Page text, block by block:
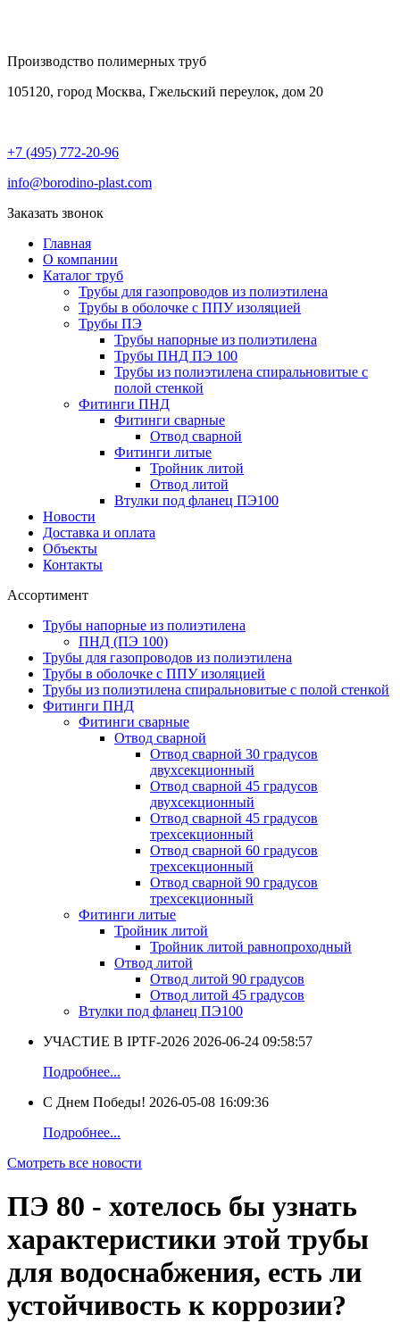
Производство полимерных труб
105120, город Москва, Гжельский переулок, дом 20
+7 (495) 772-20-96
info@borodino-plast.com
Заказать звонок
Главная
О компании
Каталог труб
Трубы для газопроводов из полиэтилена
Трубы в оболочке с ППУ изоляцией
Трубы ПЭ
Трубы напорные из полиэтилена
Трубы ПНД ПЭ 100
Трубы из полиэтилена cпиральновитые с
полой стенкой
Фитинги ПНД
Фитинги сварные
Отвод сварной
Фитинги литые
Тройник литой
Отвод литой
Втулки под фланец ПЭ100
Новости
Доставка и оплата
Объекты
Контакты
Ассортимент
Трубы напорные из полиэтилена
ПНД (ПЭ 100)
Трубы для газопроводов из полиэтилена
Трубы в оболочке с ППУ изоляцией
Трубы из полиэтилена cпиральновитые с полой стенкой
Фитинги ПНД
Фитинги сварные
Отвод сварной
Отвод сварной 30 градусов
двухсекционный
Отвод сварной 45 градусов
двухсекционный
Отвод сварной 45 градусов
трехсекционный
Отвод сварной 60 градусов
трехсекционный
Отвод сварной 90 градусов
трехсекционный
Фитинги литые
Тройник литой
Тройник литой равнопроходный
Отвод литой
Отвод литой 90 градусов
Отвод литой 45 градусов
Втулки под фланец ПЭ100
УЧАСТИЕ В IPTF-2026 2026-06-24 09:58:57
Подробнее...
С Днем Победы! 2026-05-08 16:09:36
Подробнее...
Смотреть все новости
ПЭ 80 - хотелось бы узнать
характеристики этой трубы
для водоснабжения, есть ли
устойчивость к коррозии?